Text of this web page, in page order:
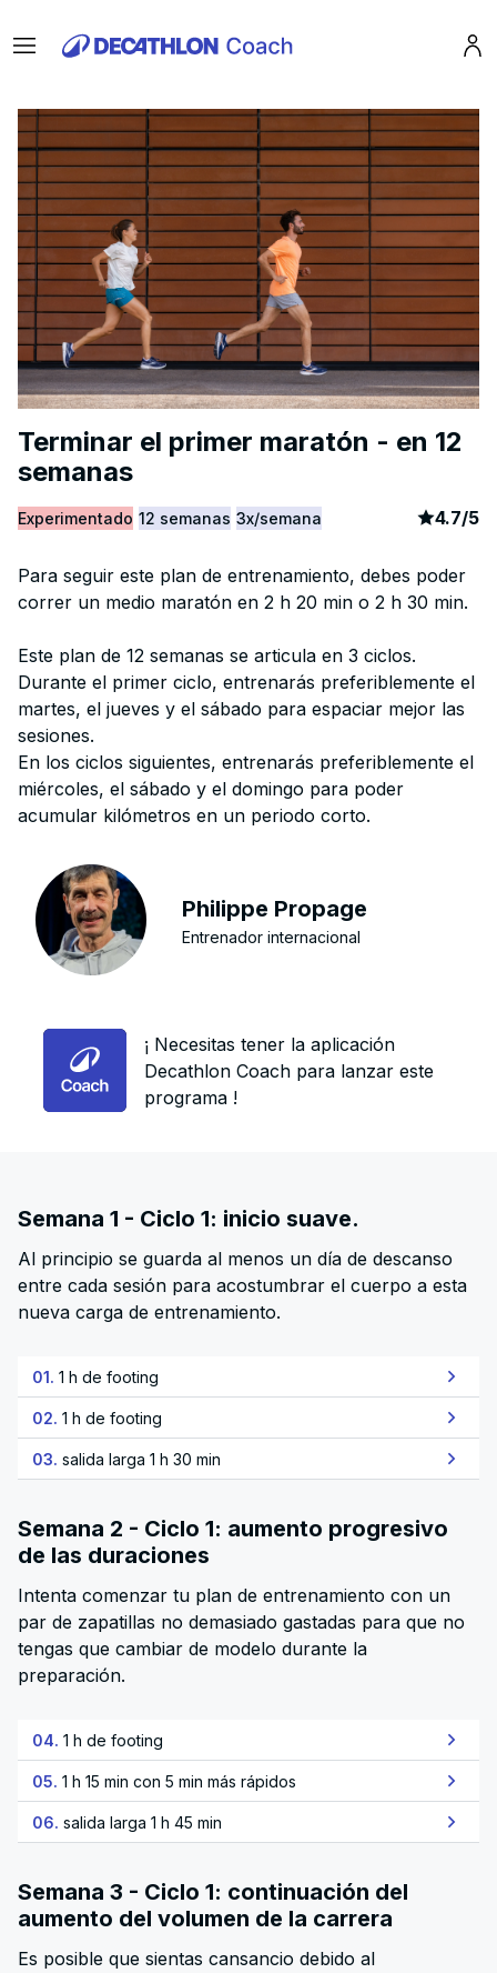
Menu
Terminar el primer maratón - en 12
semanas
Experimentado 12 semanas 3x/semana article
4.7/5
Para seguir este plan de entrenamiento, debes poder
correr un medio maratón en 2 h 20 min o 2 h 30 min.
Este plan de 12 semanas se articula en 3 ciclos.
Durante el primer ciclo, entrenarás preferiblemente el
martes, el jueves y el sábado para espaciar mejor las
sesiones.
En los ciclos siguientes, entrenarás preferiblemente el
miércoles, el sábado y el domingo para poder
acumular kilómetros en un periodo corto.
Philippe Propage
Entrenador internacional
¡ Necesitas tener la aplicación
Decathlon Coach para lanzar este
programa !
Semana 1 - Ciclo 1: inicio suave.
Al principio se guarda al menos un día de descanso
entre cada sesión para acostumbrar el cuerpo a esta
nueva carga de entrenamiento.
01. 1 h de footing
02. 1 h de footing
03. salida larga 1 h 30 min
Semana 2 - Ciclo 1: aumento progresivo
de las duraciones
Intenta comenzar tu plan de entrenamiento con un
par de zapatillas no demasiado gastadas para que no
tengas que cambiar de modelo durante la
preparación.
04. 1 h de footing
05. 1 h 15 min con 5 min más rápidos
06. salida larga 1 h 45 min
Semana 3 - Ciclo 1: continuación del
aumento del volumen de la carrera
Es posible que sientas cansancio debido al